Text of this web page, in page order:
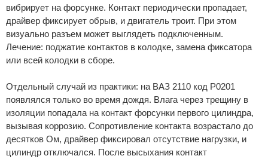
вибрирует на форсунке. Контакт периодически пропадает,
драйвер фиксирует обрыв, и двигатель троит. При этом
визуально разъем может выглядеть подключенным.
Лечение: поджатие контактов в колодке, замена фиксатора
или всей колодки в сборе.
Отдельный случай из практики: на ВАЗ 2110 код Р0201
появлялся только во время дождя. Влага через трещину в
изоляции попадала на контакт форсунки первого цилиндра,
вызывая коррозию. Сопротивление контакта возрастало до
десятков Ом, драйвер фиксировал отсутствие нагрузки, и
цилиндр отключался. После высыхания контакт